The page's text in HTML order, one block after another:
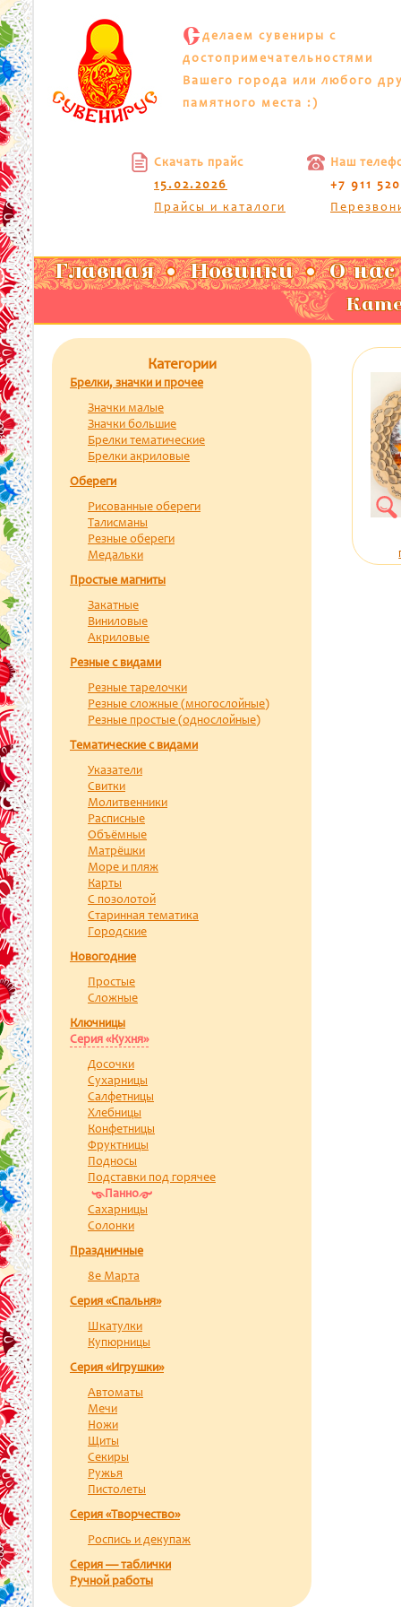
С делаем сувениры с
достопримечательностями
Вашего города или любого
памятного места :)
Скачать прайс
15.02.2026
Прайсы и каталоги
Наш
+7 911
Главная Новинки О нас
Категории
Брелки, значки и прочее
Значки малые
Значки большие
Брелки тематические
Брелки акриловые
Обереги
Рисованные обереги
Талисманы
Резные обереги
Медальки
Простые магниты
Закатные
Виниловые
Акриловые
Резные с видами
Резные тарелочки
Резные сложные (многослойные)
Резные простые (однослойные)
Тематические с видами
Указатели
Свитки
Молитвенники
Расписные
Объёмные
Матрёшки
Море и пляж
Карты
С позолотой
Старинная тематика
Городские
Новогодние
Простые
Сложные
Ключницы
Серия «Кухня»
Досочки
Сухарницы
Салфетницы
Хлебницы
Конфетницы
Фруктницы
Подносы
Подставки под горячее
Панно
Сахарницы
Солонки
Праздничные
8е Марта
Серия «Спальня»
Шкатулки
Купюрницы
Серия «Игрушки»
Автоматы
Мечи
Ножи
Щиты
Секиры
Ружья
Пистолеты
Серия «Творчество»
Роспись и декупаж
Серия — таблички
Ручной работы